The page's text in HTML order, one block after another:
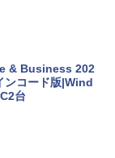
for 13インチ
ASUS HP dyna
& Business 202
ンコード版|Wind
台